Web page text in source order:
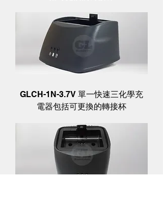
GLCH-1N-3.7V 單一快速三化學充
電器包括可更換的轉接杯